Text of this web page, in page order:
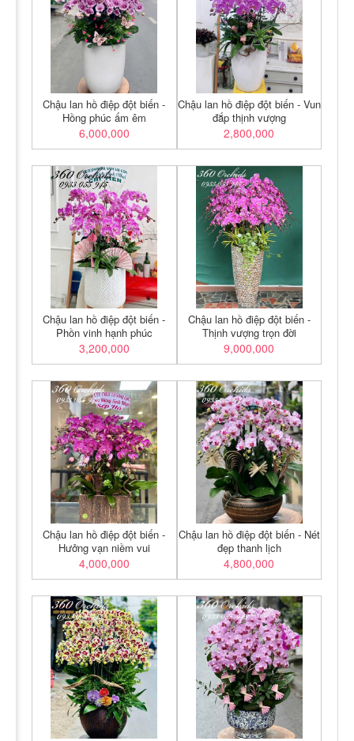
Chậu lan hồ điệp đột biến -
Hồng phúc ấm êm
6,000,000
Chậu lan hồ điệp đột biến - Vun
đắp thịnh vượng
2,800,000
Chậu lan hồ điệp đột biến -
Phồn vinh hạnh phúc
3,200,000
Chậu lan hồ điệp đột biến -
Thịnh vượng trọn đời
9,000,000
Chậu lan hồ điệp đột biến -
Hưởng vạn niềm vui
4,000,000
Chậu lan hồ điệp đột biến - Nét
đẹp thanh lịch
4,800,000